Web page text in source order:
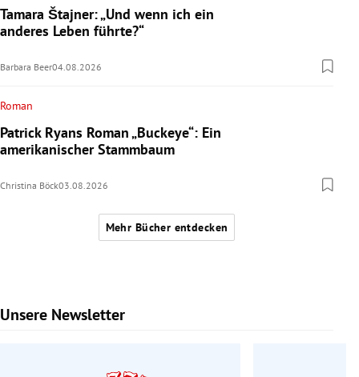
Tamara Štajner: „Und wenn ich ein
anderes Leben führte?“
Barbara Beer04.08.2026
Roman
Patrick Ryans Roman „Buckeye“: Ein
amerikanischer Stammbaum
Christina Böck03.08.2026
Mehr Bücher entdecken
Unsere Newsletter
Slide 1 von 6